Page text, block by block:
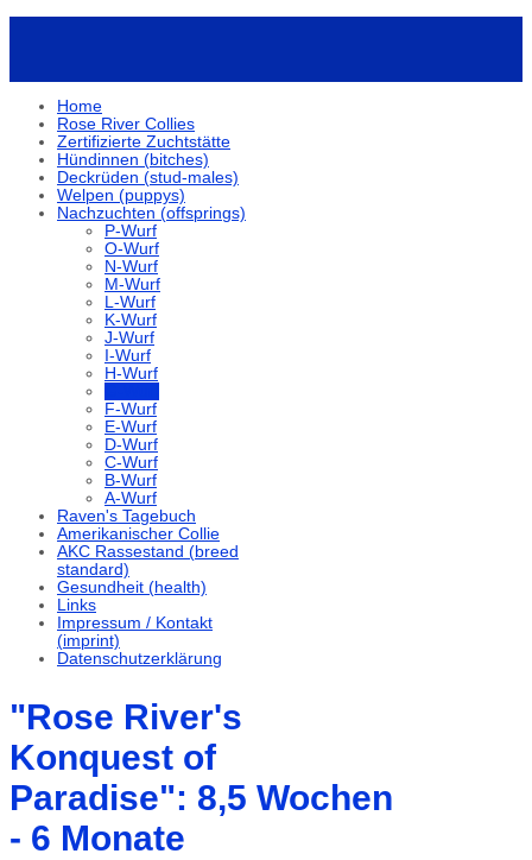
Home
Rose River Collies
Zertifizierte Zuchtstätte
Hündinnen (bitches)
Deckrüden (stud-males)
Welpen (puppys)
Nachzuchten (offsprings)
P-Wurf
O-Wurf
N-Wurf
M-Wurf
L-Wurf
K-Wurf
J-Wurf
I-Wurf
H-Wurf
F-Wurf
E-Wurf
D-Wurf
C-Wurf
B-Wurf
A-Wurf
Raven's Tagebuch
Amerikanischer Collie
AKC Rassestand (breed
standard)
Gesundheit (health)
Links
Impressum / Kontakt
(imprint)
Datenschutzerklärung
"Rose River's
Konquest of
Paradise": 8,5 Wochen
- 6 Monate